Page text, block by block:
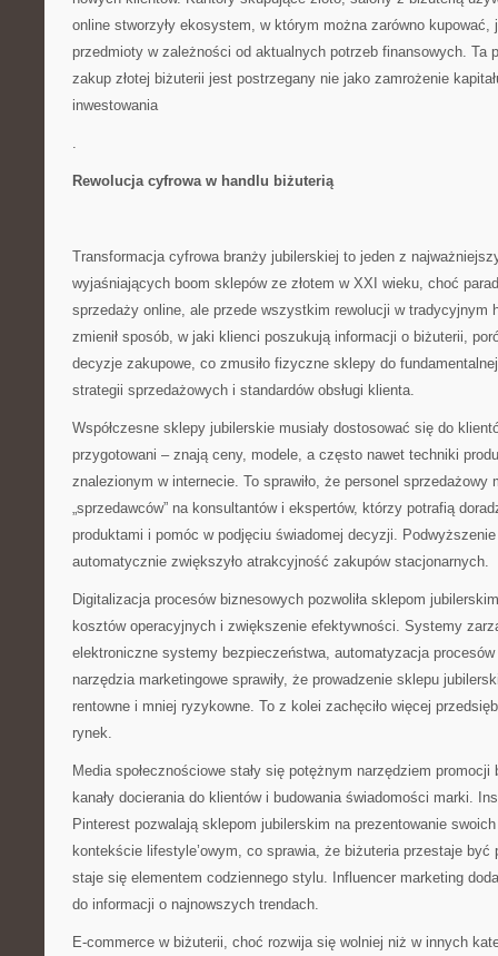
online stworzyły ekosystem, w którym można zarówno kupować,
przedmioty w zależności od aktualnych potrzeb finansowych. Ta
zakup złotej biżuterii jest postrzegany nie jako zamrożenie
inwestowania
.
Rewolucja cyfrowa w handlu biżuterią
Transformacja cyfrowa branży jubilerskiej to jeden z
wyjaśniających boom sklepów ze złotem w XXI wieku, choć
sprzedaży online, ale przede wszystkim rewolucji w tradycyjnym
zmienił sposób, w jaki klienci poszukują informacji o biżuterii,
decyzje zakupowe, co zmusiło fizyczne sklepy do
strategii sprzedażowych i standardów obsługi klienta.
Współczesne sklepy jubilerskie musiały dostosować się do
przygotowani – znają ceny, modele, a często nawet techniki
znalezionym w internecie. To sprawiło, że personel sprzedażowy
„sprzedawców” na konsultantów i ekspertów, którzy potrafią
produktami i pomóc w podjęciu świadomej decyzji. Podwyższenie
automatycznie zwiększyło atrakcyjność zakupów stacjonarnych.
Digitalizacja procesów biznesowych pozwoliła sklepom
kosztów operacyjnych i zwiększenie efektywności. Systemy
elektroniczne systemy bezpieczeństwa, automatyzacja
narzędzia marketingowe sprawiły, że prowadzenie sklepu
rentowne i mniej ryzykowne. To z kolei zachęciło więcej
rynek.
Media społecznościowe stały się potężnym narzędziem
kanały docierania do klientów i budowania świadomości marki.
Pinterest pozwalają sklepom jubilerskim na prezentowanie
kontekście lifestyle’owym, co sprawia, że biżuteria przestaje
staje się elementem codziennego stylu. Influencer marketing
do informacji o najnowszych trendach.
E-commerce w biżuterii, choć rozwija się wolniej niż w innych